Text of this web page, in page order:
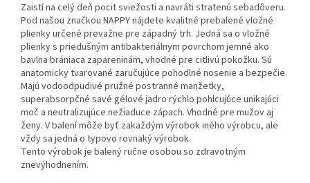
Zaistí na celý deň pocit sviežosti a navráti stratenú sebadôveru.
Pod našou značkou NAPPY nájdete kvalitné prebalené vložné
plienky určené prevažne pre západný trh. Jedná sa o vložné
plienky s priedušným antibakteriálnym povrchom jemné ako
bavlna brániaca zapareninám, vhodné pre citlivú pokožku. Sú
anatomicky tvarované zaručujúce pohodlné nosenie a bezpečie.
Majú vodoodpudivé pružné postranné manžetky,
superabsorpčné savé gélové jadro rýchlo pohlcujúce unikajúci
moč a neutralizujúce nežiaduce zápach. Vhodné pre mužov aj
ženy. V balení môže byť zakaždým výrobok iného výrobcu, ale
vždy sa jedná o typovo rovnaký výrobok.
Tento výrobok je balený ručne osobou so zdravotným
znevýhodnením.